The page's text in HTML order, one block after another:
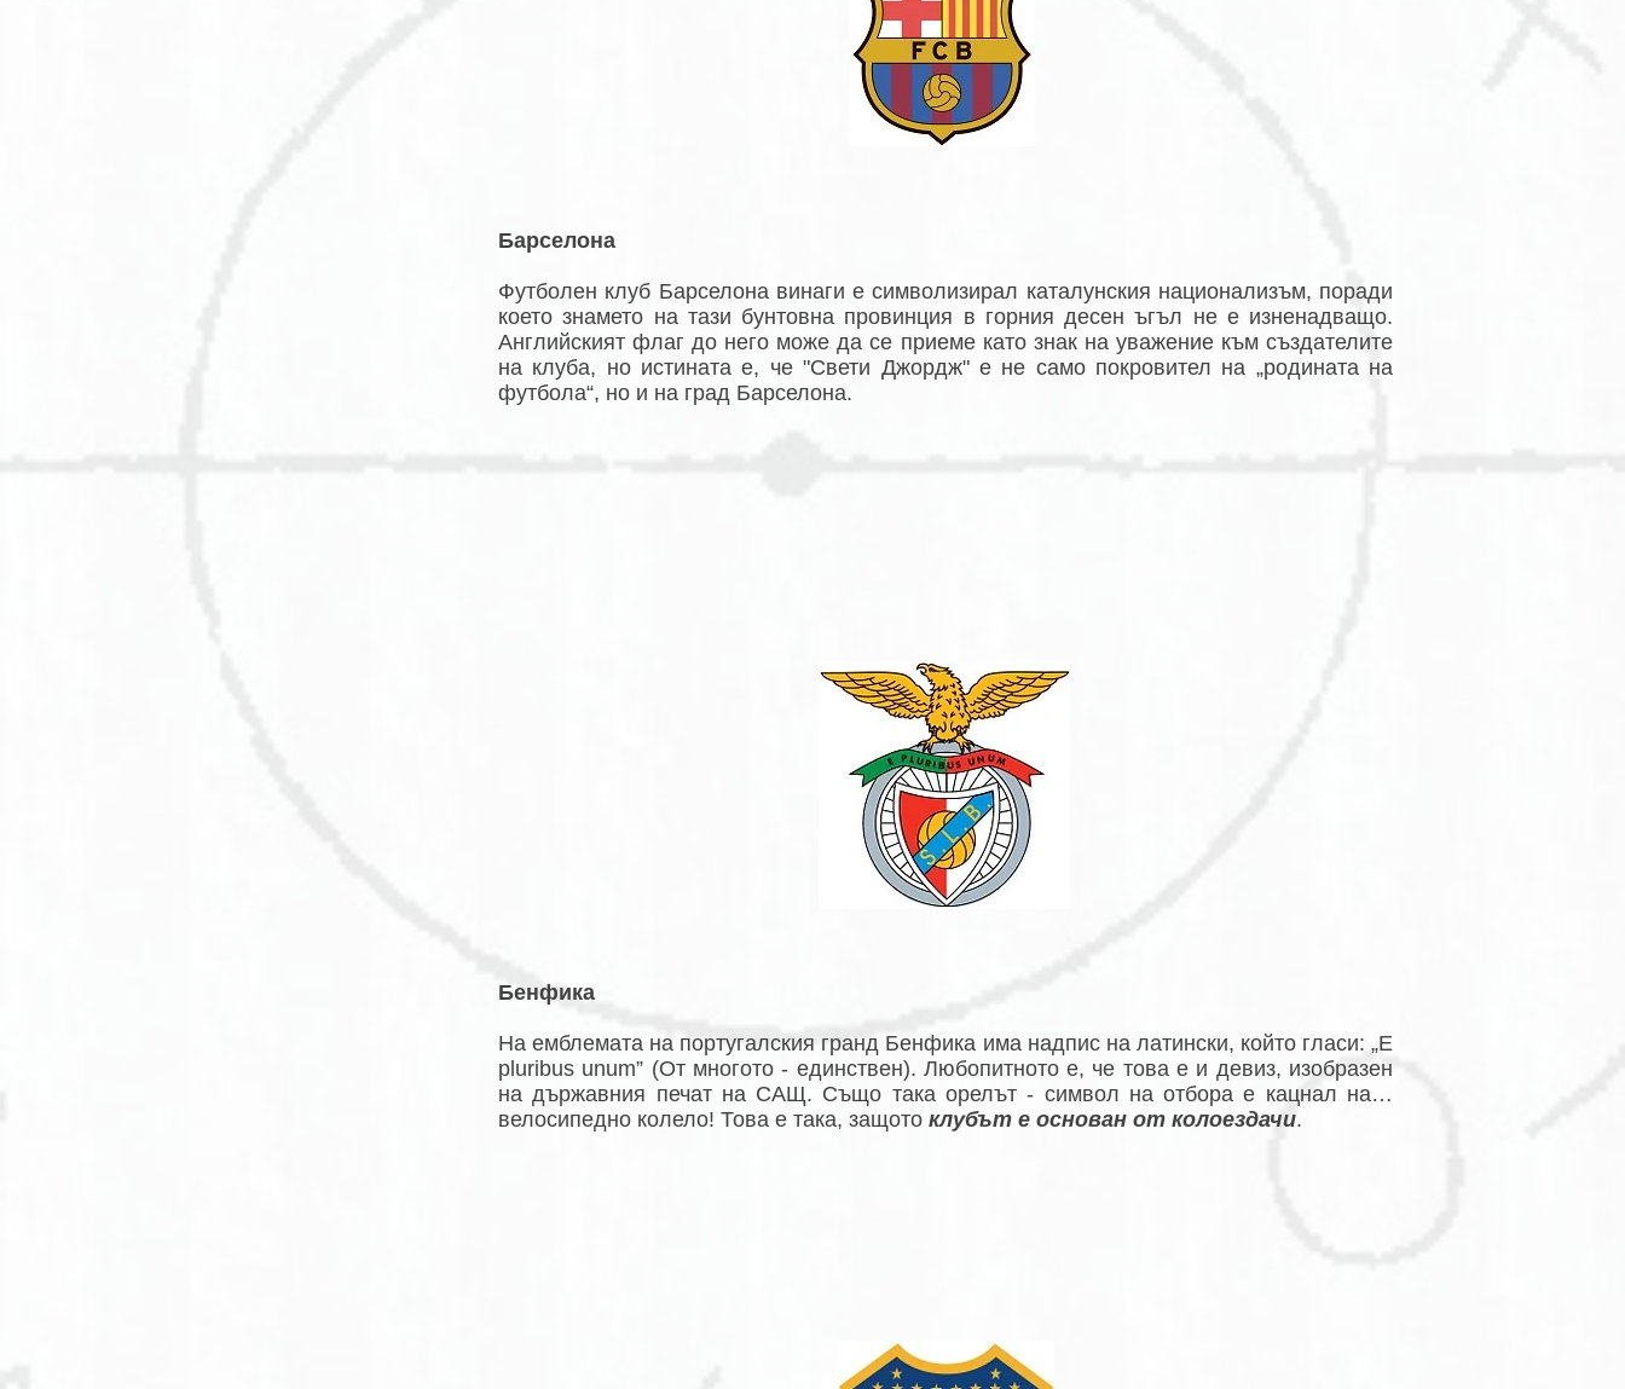
Барселона
Футболен клуб Барселона винаги е символизирал каталунския национализъм, поради
което знамето на тази бунтовна провинция в горния десен ъгъл не е изненадващо.
Английският флаг до него може да се приеме като знак на уважение към създателите
на клуба, но истината е, че "Свети Джордж" е не само покровител на „родината на
футбола“, но и на град Барселона.
Бенфика
На емблемата на португалския гранд Бенфика има надпис на латински, който гласи: „E
pluribus unum” (От многото - единствен). Любопитното е, че това е и девиз, изобразен
на държавния печат на САЩ. Също така орелът - символ на отбора е кацнал на…
велосипедно колело! Това е така, защото клубът е основан от колоездачи.